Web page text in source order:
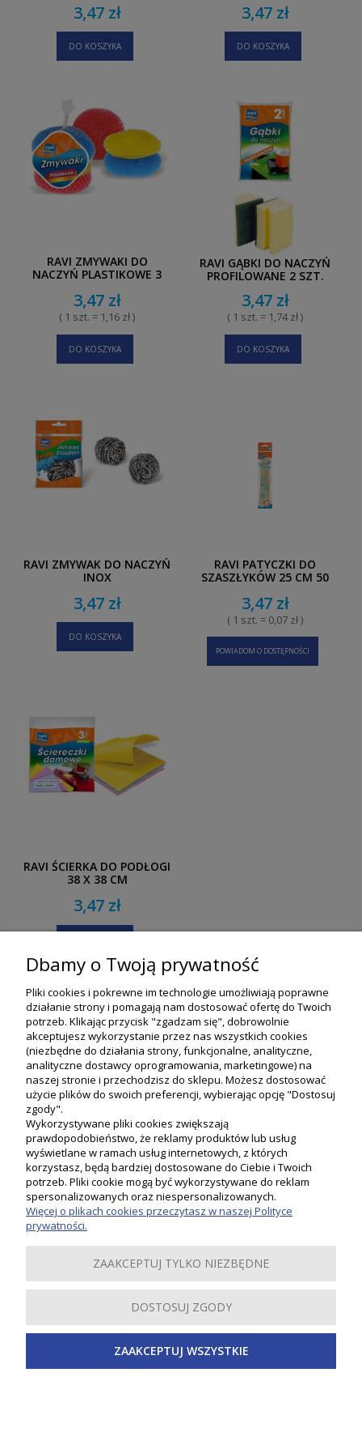
3,47 zł
DO KOSZYKA
3,47 zł
DO KOSZYKA
RAVI ZMYWAKI DO
NACZYŃ PLASTIKOWE 3
3,47 zł
( 1 szt. = 1,16 zł )
DO KOSZYKA
RAVI GĄBKI DO NACZYŃ
PROFILOWANE 2 SZT.
3,47 zł
( 1 szt. = 1,74 zł )
DO KOSZYKA
RAVI ZMYWAK DO NACZYŃ
INOX
3,47 zł
DO KOSZYKA
RAVI PATYCZKI DO
SZASZŁYKÓW 25 CM 50
3,47 zł
( 1 szt. = 0,07 zł )
POWIADOM O DOSTĘPNOŚCI
RAVI ŚCIERKA DO PODŁOGI
38 X 38 CM
3,47 zł
« 1 2 3 4 5 »
Moje konto
Informacje
O nas
Inspiracje
Dbamy o Twoją prywatność
Pliki cookies i pokrewne im technologie umożliwiają poprawne
działanie strony i pomagają nam dostosować ofertę do Twoich
potrzeb. Klikając przycisk "zgadzam się", dobrowolnie
akceptujesz wykorzystanie przez nas wszystkich cookies
(niezbędne do działania strony, funkcjonalne, analityczne,
analityczne dostawcy oprogramowania, marketingowe) na
naszej stronie i przechodzisz do sklepu. Możesz dostosować
użycie plików do swoich preferencji, wybierając opcję "Dostosuj
zgody".
Wykorzystywane pliki cookies zwiększają
prawdopodobieństwo, że reklamy produktów lub usług
wyświetlane w ramach usług internetowych, z których
korzystasz, będą bardziej dostosowane do Ciebie i Twoich
potrzeb. Pliki cookie mogą być wykorzystywane do reklam
spersonalizowanych oraz niespersonalizowanych.
Więcej o plikach cookies przeczytasz w naszej Polityce
prywatności.
ZAAKCEPTUJ TYLKO NIEZBĘDNE
DOSTOSUJ ZGODY
ZAAKCEPTUJ WSZYSTKIE